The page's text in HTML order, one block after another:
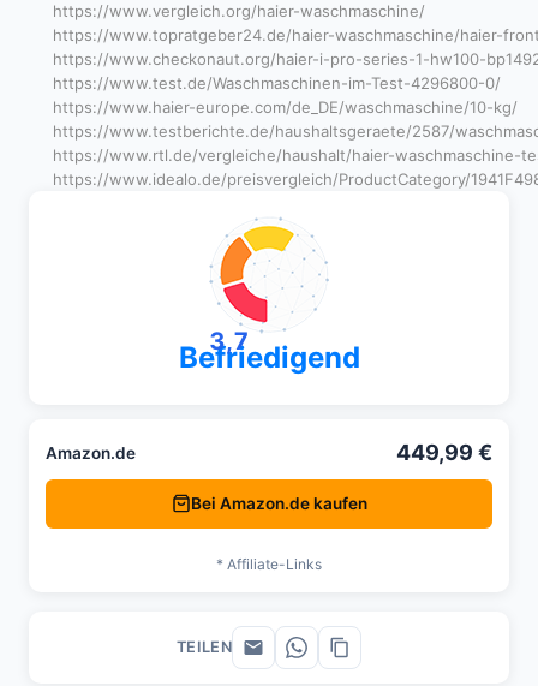
https://www.vergleich.org/haier-waschmaschine/
https://www.topratgeber24.de/haier-waschmaschine/haier-
https://www.checkonaut.org/haier-i-pro-series-1-hw100-
https://www.test.de/Waschmaschinen-im-Test-4296800-0/
https://www.haier-europe.com/de_DE/waschmaschine/10-kg/
https://www.testberichte.de/haushaltsgeraete/2587/
https://www.rtl.de/vergleiche/haushalt/haier-waschmaschine-
https://www.idealo.de/preisvergleich/ProductCategory/
3,7
Befriedigend
Amazon.de 449,99 €
Bei Amazon.de kaufen
* Affiliate-Links
TEILEN